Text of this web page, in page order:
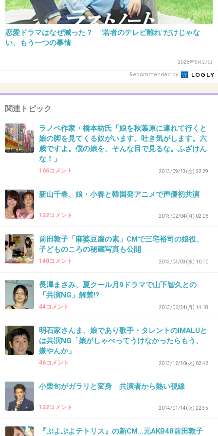
35. 匿名2014/10/17(金) 11:13:18
毎回毎回、幸せな人ですね。
-17
出典：up.gc-img.net
37. 匿名2014/10/17(金) 11:14:11
真面目に見れる演技してくれるなら良し
+134
38. 匿名2014/10/17(金) 11:15:14
地味な役がいいね
+210 -26
39. 匿名2014/10/17(金) 11:15:31
この人ずるいよね…
他にも、演技上手くて一生懸命頑張ってる人も
いるのに。
恋愛ドラマはなぜ減った？ "若者のテレビ離れ"だけじゃな
い、もう一つの事情
2026年6月27日
Recommended by
関連トピック
ラノベ作家・橋本紡氏「娘を秋葉原に連れて行くと
娘の脚を見てくる奴がいます。吐き気がします。六
歳ですよ。僕の娘を、そんな目で見るな。ふざけん
な！」
166コメント 2013/09/13(金) 22:29
新山千春、娘・小春と韓国発アニメで声優初共演
122コメント 2013/02/04(月) 02:06
前田敦子「麻婆豆腐の素」CMで三宅裕司の娘役、
子どものころの秘蔵写真も公開
140コメント 2013/04/03(水) 10:10
長澤まさみ、夏クール月9ドラマで山下智久との
「共演NG」解禁!?
44コメント 2013/06/24(月) 14:18
明石家さんま、娘であり歌手・タレントのIMALUと
は共演NG「娘がしゃべってうけなかったらもう、
嫌やんか」
46コメント 2013/12/10(火) 02:42
小栗旬がガラリと変身 共演者から熱い視線
122コメント 2014/01/14(火) 22:35
『ぷよぷよテトリス』の新CM…元AKB48前田敦子